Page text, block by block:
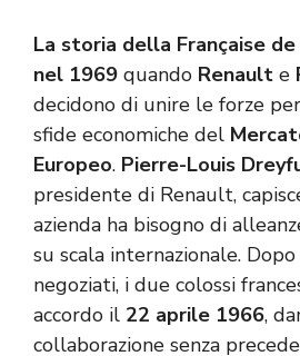
La storia della Française de
nel 1969 quando Renault e
decidono di unire le forze
sfide economiche del
Europeo. Pierre-Louis
presidente di Renault,
azienda ha bisogno di
su scala internazionale.
negoziati, i due colossi
accordo il 22 aprile 1966,
collaborazione senza